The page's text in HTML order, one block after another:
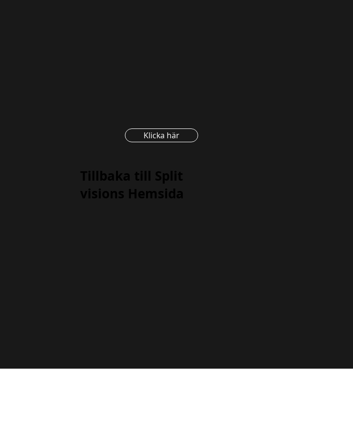
Klicka här
Tillbaka till Split
visions Hemsida